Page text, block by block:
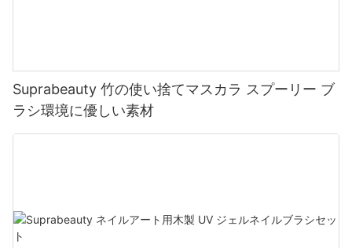
Suprabeauty 竹の使い捨てマスカラ スプーリー ブ
ラシ環境に優しい素材